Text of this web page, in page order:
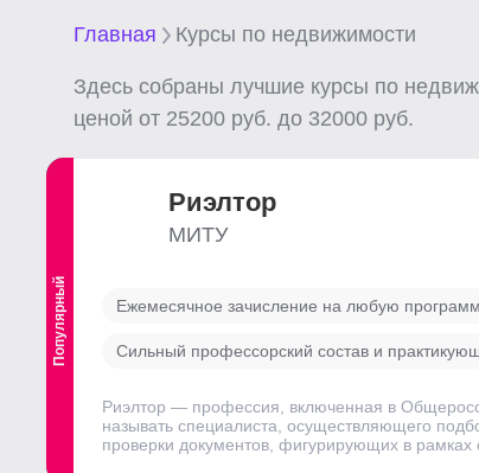
Главная Курсы по недвижимости
Здесь собраны лучшие курсы по
ценой от 25200 руб. до 32000 руб.
Выгодный
Популярный
Риэлтор
МИТУ
Ежемесячное зачисление на любую
Сильный профессорский состав и
Риэлтор — профессия, включенная в
называть специалиста, осуществляющего
проверки документов, фигурирующих в рамках